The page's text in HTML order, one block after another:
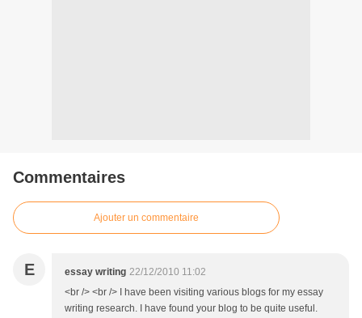
Commentaires
Ajouter un commentaire
E essay writing 22/12/2010 11:02
<br /> <br /> I have been visiting various blogs for my essay
writing research. I have found your blog to be quite useful.